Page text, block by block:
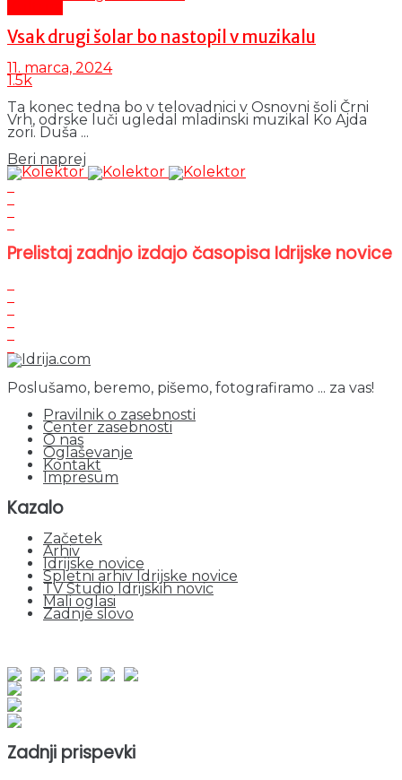
Vsak drugi šolar bo nastopil v muzikalu
11. marca, 2024
1.5k
Ta konec tedna bo v telovadnici v Osnovni šoli Črni
Vrh, odrske luči ugledal mladinski muzikal Ko Ajda
zori. Duša ...
Beri naprej
Prelistaj zadnjo izdajo časopisa Idrijske novice
Poslušamo, beremo, pišemo, fotografiramo ... za vas!
Pravilnik o zasebnosti
Center zasebnosti
O nas
Oglaševanje
Kontakt
Impresum
Kazalo
Začetek
Arhiv
Idrijske novice
Spletni arhiv Idrijske novice
TV Studio Idrijskih novic
Mali oglasi
Zadnje slovo
Zadnji prispevki